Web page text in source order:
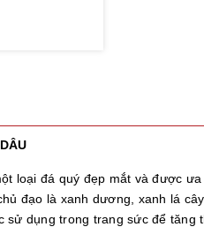
loại đá quý đẹp mắt và được
đạo là xanh dương, xanh lá
dụng trong trang sức để tăng